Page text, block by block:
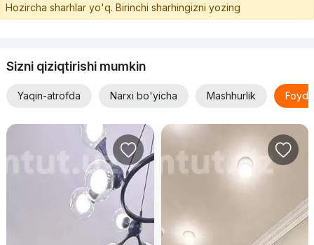
Hozircha sharhlar yo'q. Birinchi sharhingizni yozing
Sizni qiziqtirishi mumkin
Yaqin-atrofda Narxi bo'yicha Mashhurlik